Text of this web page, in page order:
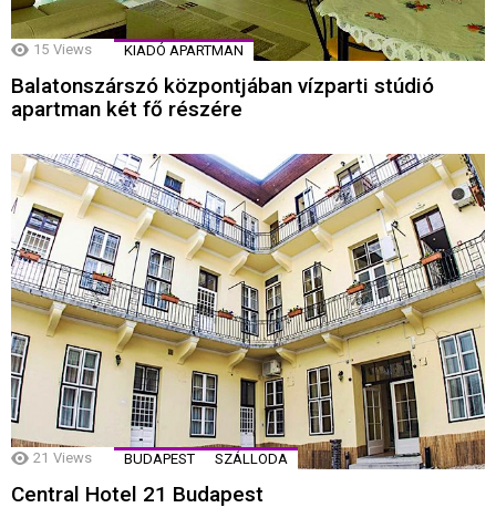
15 Views KIADÓ APARTMAN
Balatonszárszó központjában vízparti stúdió
apartman két fő részére
21 Views BUDAPEST SZÁLLODA
Central Hotel 21 Budapest